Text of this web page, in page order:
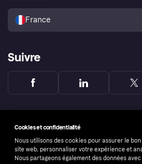
Politique de protection de
l’acheteur Klarna
France
Suivre
Cookies et confidentialité
Nous utilisons des cookies pour assurer le
site web, personnaliser votre expérience et
Nous partageons également des données